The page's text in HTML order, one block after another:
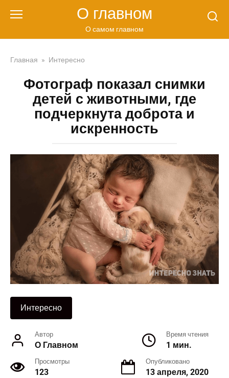
О главном
О самом главном
Главная » Интересно
Фотограф показал снимки
детей с животными, где
подчеркнута доброта и
искренность
Интересно
Автор
О Главном
Время чтения
1 мин.
Просмотры
123
Опубликовано
13 апреля, 2020